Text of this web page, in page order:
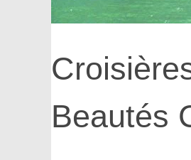
Beautés